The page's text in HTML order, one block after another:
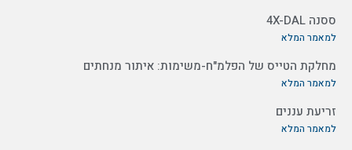
ססנה 4X-DAL
למאמר המלא
מחלקת הטייס של הפלמ"ח-משימות: איתור מנחתים
למאמר המלא
זריעת עננים
למאמר המלא